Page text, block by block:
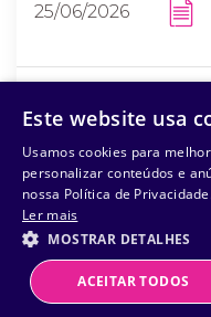
25/06/2026
28/04/2026
Powered byMZ
Este website usa
Usamos cookies para
personalizar conteúdos e
nossa Política de
Ler mais
MOSTRAR DETALHES
ACEITAR TODOS